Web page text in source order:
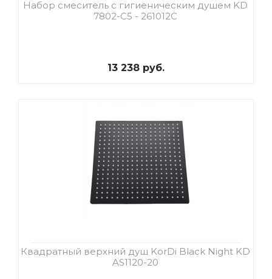
Набор смеситель с гигиеническим душем KD
7802-C5 - 261012C
13 238 руб.
Квадратный верхний душ KorDi Black Night KD
AS1120-20